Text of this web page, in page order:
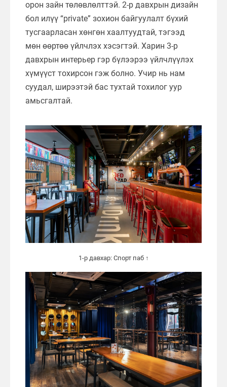
орон зайн төлөвлөлттэй. 2-р давхрын дизайн
бол илүү “private” зохион байгуулалт бүхий
тусгаарласан хөнгөн хаалтуудтай, тэгээд
мөн өөртөө үйлчлэх хэсэгтэй. Харин 3-р
давхрын интерьер гэр бүлээрээ үйлчлүүлэх
хүмүүст тохирсон гэж болно. Учир нь нам
суудал, ширээтэй бас тухтай тохилог уур
амьсгалтай.
1-р давхар: Спорт паб ↑